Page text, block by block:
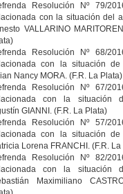
Resolución Nº 79/
con la situación del
VALLARINO
Resolución Nº 68/
con la situación
Nancy MORA. (F.R. La Plata)
Resolución Nº 67/
con la situación
GIANNI. (F.R. La Plata)
Resolución Nº 57/
con la situación
Lorena FRANCHI. (F.R.
Resolución Nº 82/
con la situación
Maximiliano